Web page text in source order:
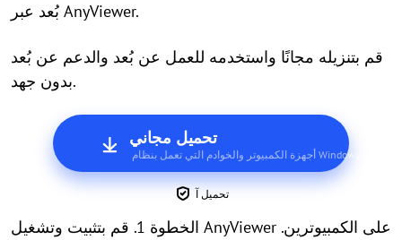
بُعد عبر AnyViewer.
قم بتنزيله مجانًا واستخدمه للعمل عن بُعد والدعم عن بُعد
بدون جهد.
تحميل مجاني
أجهزة الكمبيوتر والخوادم التي تعمل بنظام Windows
تحميل آ
الخطوة 1. قم بتثبيت وتشغيل AnyViewer على الكمبيوترين.